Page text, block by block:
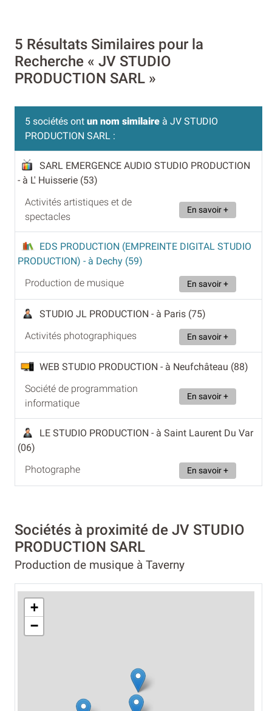
5 Résultats Similaires pour la
Recherche « JV STUDIO
PRODUCTION SARL »
5 sociétés ont un nom similaire à JV STUDIO
PRODUCTION SARL :
SARL EMERGENCE AUDIO STUDIO PRODUCTION
- à L' Huisserie (53)
Activités artistiques et de
spectacles
En savoir +
EDS PRODUCTION (EMPREINTE DIGITAL STUDIO
PRODUCTION) - à Dechy (59)
Production de musique
En savoir +
STUDIO JL PRODUCTION - à Paris (75)
Activités photographiques
En savoir +
WEB STUDIO PRODUCTION - à Neufchâteau (88)
Société de programmation
informatique
En savoir +
LE STUDIO PRODUCTION - à Saint Laurent Du Var
(06)
Photographe
En savoir +
Sociétés à proximité de JV STUDIO
PRODUCTION SARL
Production de musique à Taverny
+
−